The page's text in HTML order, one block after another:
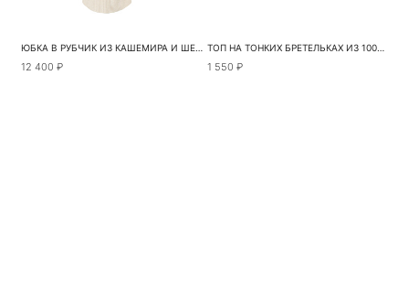
ЮБКА В РУБЧИК ИЗ КАШЕМИРА И ШЕРСТИ
12 400 ₽
ТОП НА ТОНКИХ БРЕТЕЛЬКАХ ИЗ 100% ЛЬНА
1 550 ₽